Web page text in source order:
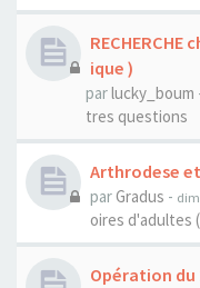
ique )
parlucky_boum
tres questions
Arthrodese
parGradus -
oires d'adultes
Opération du